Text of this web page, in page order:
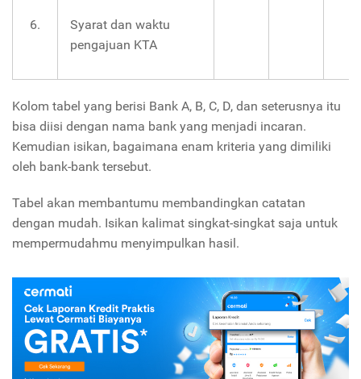
6.
Syarat dan waktu
pengajuan KTA
Kolom tabel yang berisi Bank A, B, C, D, dan seterusnya itu
bisa diisi dengan nama bank yang menjadi incaran.
Kemudian isikan, bagaimana enam kriteria yang dimiliki
oleh bank-bank tersebut.
Tabel akan membantumu membandingkan catatan
dengan mudah. Isikan kalimat singkat-singkat saja untuk
mempermudahmu menyimpulkan hasil.